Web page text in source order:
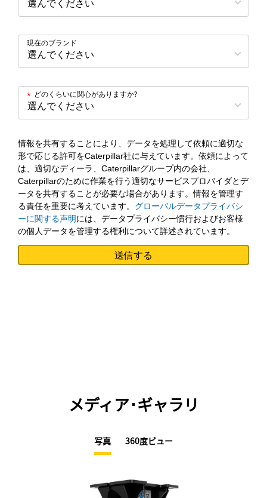
現在のブランド
どのくらいに関心がありますか?
*
情報を共有することにより、データを処理して依頼に適切な
形で応じる許可をCaterpillar社に与えています。依頼によって
は、適切なディーラ、Caterpillarグループ内の会社、
Caterpillarのために作業を行う適切なサービスプロバイダとデ
ータを共有することが必要な場合があります。情報を管理す
る責任を重要に考えています。 グローバルデータプライバシ
ーに関する声明には、データプライバシー慣行およびお客様
の個人データを管理する権利について詳述されています。
メディア･ギャラリ
写真 360度ビュー